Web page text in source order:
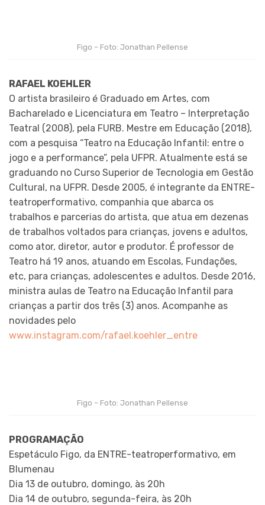
Figo – Foto: Jonathan Pellense
RAFAEL KOEHLER
O artista brasileiro é Graduado em Artes, com
Bacharelado e Licenciatura em Teatro – Interpretação
Teatral (2008), pela FURB. Mestre em Educação (2018),
com a pesquisa “Teatro na Educação Infantil: entre o
jogo e a performance”, pela UFPR. Atualmente está se
graduando no Curso Superior de Tecnologia em Gestão
Cultural, na UFPR. Desde 2005, é integrante da ENTRE-
teatroperformativo, companhia que abarca os
trabalhos e parcerias do artista, que atua em dezenas
de trabalhos voltados para crianças, jovens e adultos,
como ator, diretor, autor e produtor. É professor de
Teatro há 19 anos, atuando em Escolas, Fundações,
etc, para crianças, adolescentes e adultos. Desde 2016,
ministra aulas de Teatro na Educação Infantil para
crianças a partir dos três (3) anos. Acompanhe as
novidades pelo
www.instagram.com/rafael.koehler_entre
Figo – Foto: Jonathan Pellense
PROGRAMAÇÃO
Espetáculo Figo, da ENTRE-teatroperformativo, em
Blumenau
Dia 13 de outubro, domingo, às 20h
Dia 14 de outubro, segunda-feira, às 20h